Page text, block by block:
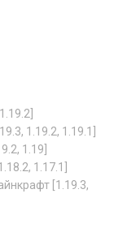
1.19.2, 1.19.1]
1.19]
1.17.1]
[1.19.3,